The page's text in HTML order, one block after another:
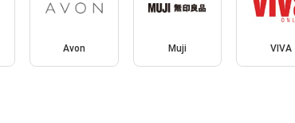
Avon Muji VIVA